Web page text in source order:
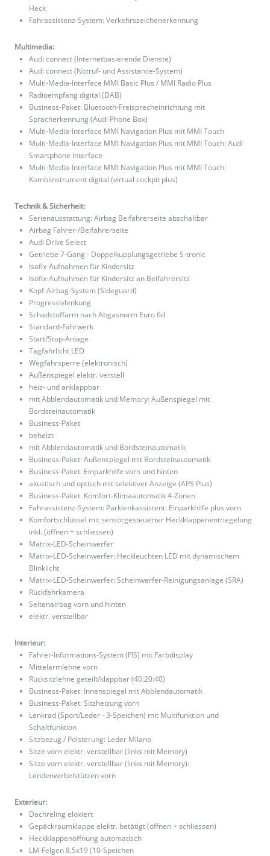
Heck
Fahrassistenz-System: Verkehrszeichenerkennung
Multimedia:
Audi connect (Internetbasierende Dienste)
Audi connect (Notruf- und Assistance-System)
Multi-Media-Interface MMI Basic Plus / MMI Radio Plus
Radioempfang digital (DAB)
Business-Paket: Bluetooth-Freisprecheinrichtung mit
Spracherkennung (Audi Phone Box)
Multi-Media-Interface MMI Navigation Plus mit MMI Touch
Multi-Media-Interface MMI Navigation Plus mit MMI Touch: Audi
Smartphone Interface
Multi-Media-Interface MMI Navigation Plus mit MMI Touch:
Kombiinstrument digital (virtual cockpit plus)
Technik & Sicherheit:
Serienausstattung: Airbag Beifahrerseite abschaltbar
Airbag Fahrer-/Beifahrerseite
Audi Drive Select
Getriebe 7-Gang - Doppelkupplungsgetriebe S-tronic
Isofix-Aufnahmen für Kindersitz
Isofix-Aufnahmen für Kindersitz an Beifahrersitz
Kopf-Airbag-System (Sideguard)
Progressivlenkung
Schadstoffarm nach Abgasnorm Euro 6d
Standard-Fahrwerk
Start/Stop-Anlage
Tagfahrlicht LED
Wegfahrsperre (elektronisch)
Außenspiegel elektr. verstell
heiz- und anklappbar
mit Abblendautomatik und Memory: Außenspiegel mit
Bordsteinautomatik
Business-Paket
beheizt
mit Abblendautomatik und Bordsteinautomatik
Business-Paket: Außenspiegel mit Bordsteinautomatik
Business-Paket: Einparkhilfe vorn und hinten
akustisch und optisch mit selektiver Anzeige (APS Plus)
Business-Paket: Komfort-Klimaautomatik 4-Zonen
Fahrassistenz-System: Parklenkassistent: Einparkhilfe plus vorn
Komfortschlüssel mit sensorgesteuerter Heckklappenentriegelung
inkl. (öffnen + schliessen)
Matrix-LED-Scheinwerfer
Matrix-LED-Scheinwerfer: Heckleuchten LED mit dynamischem
Blinklicht
Matrix-LED-Scheinwerfer: Scheinwerfer-Reinigungsanlage (SRA)
Rückfahrkamera
Seitenairbag vorn und hinten
elektr. verstellbar
Interieur:
Fahrer-Informations-System (FIS) mit Farbdisplay
Mittelarmlehne vorn
Rücksitzlehne geteilt/klappbar (40:20:40)
Business-Paket: Innenspiegel mit Abblendautomatik
Business-Paket: Sitzheizung vorn
Lenkrad (Sport/Leder - 3-Speichen) mit Multifunktion und
Schaltfunktion
Sitzbezug / Polsterung: Leder Milano
Sitze vorn elektr. verstellbar (links mit Memory)
Sitze vorn elektr. verstellbar (links mit Memory):
Lendenwirbelstützen vorn
Exterieur:
Dachreling eloxiert
Gepäckraumklappe elektr. betätigt (öffnen + schliessen)
Heckklappenöffnung automatisch
LM-Felgen 8,5x19 (10-Speichen